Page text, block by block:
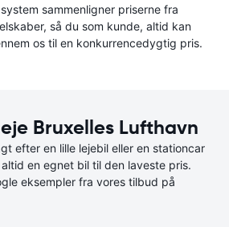
sammenligner priserne fra
så du som kunde, altid kan
os til en konkurrencedygtig pris.
Bruxelles Lufthavn
efter en lille lejebil eller en stationcar
en egnet bil til den laveste pris.
eksempler fra vores tilbud på